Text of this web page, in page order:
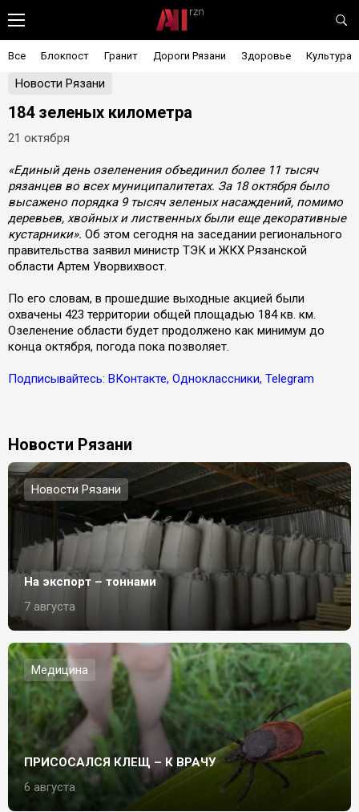
Все Блокпост Гранит Дороги Рязани Здоровье Культура
Новости Рязани
184 зеленых километра
21 октября
«Единый день озеленения объединил более 11 тысяч
рязанцев во всех муниципалитетах. За 18 октября было
высажено порядка 9 тысяч зеленых насаждений, помимо
деревьев, хвойных и лиственных были еще декоративные
кустарники». Об этом сегодня на заседании регионального
правительства заявил министр ТЭК и ЖКХ Рязанской
области Артем Уворвихвост.
По его словам, в прошедшие выходные акцией были
охвачены 423 территории общей площадью 184 кв. км.
Озеленение области будет продолжено как минимум до
конца октября, погода пока позволяет.
Подписывайтесь: ВКонтакте, Одноклассники, Telegram
Новости Рязани
Новости Рязани
На экспорт – тоннами
7 августа
Медицина
ПРИСОСАЛСЯ КЛЕЩ – К ВРАЧУ
6 августа